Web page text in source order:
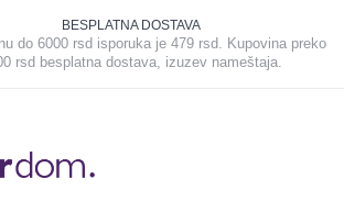
BESPLATNA DOSTAVA
do 6000 rsd isporuka je 479 rsd. Kupovina preko
rsd besplatna dostava, izuzev nameštaja.